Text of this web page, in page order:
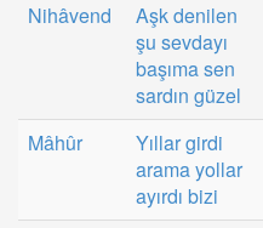
Nihâvend
Aşk denilen
şu sevdayı
başıma sen
sardın güzel
Mâhûr
Yıllar girdi
arama yollar
ayırdı bizi